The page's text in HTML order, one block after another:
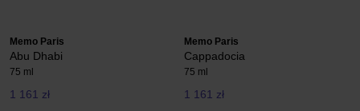
Memo Paris
Abu Dhabi
75 ml
1 161 zł
Memo Paris
Cappadocia
75 ml
1 161 zł